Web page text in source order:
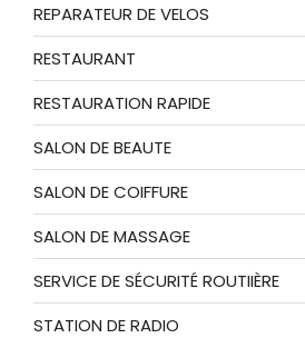
REPARATEUR DE VELOS
RESTAURANT
RESTAURATION RAPIDE
SALON DE BEAUTE
SALON DE COIFFURE
SALON DE MASSAGE
SERVICE DE SÉCURITÉ ROUTIIÈRE
STATION DE RADIO